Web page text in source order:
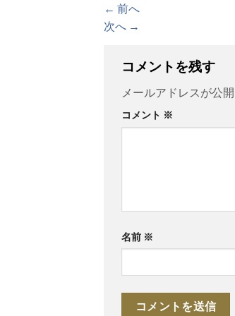
← 前へ
次へ →
コメントを残す
メールアドレスが公
コメント ※
名前 ※